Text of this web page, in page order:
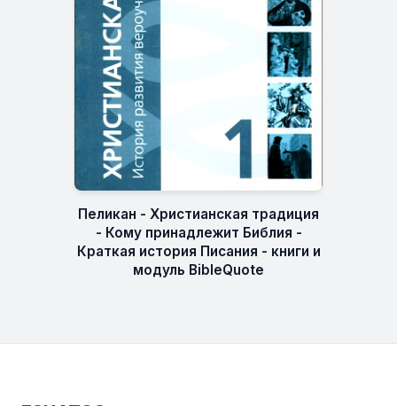
Пеликан - Христианская традиция
- Кому принадлежит Библия -
Краткая история Писания - книги и
модуль BibleQuote